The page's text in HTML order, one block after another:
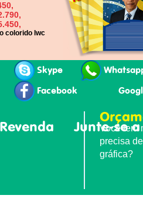
colorido lwc
Skype
Facebook
Junte-se a
Você tem
precisa
gráfica?